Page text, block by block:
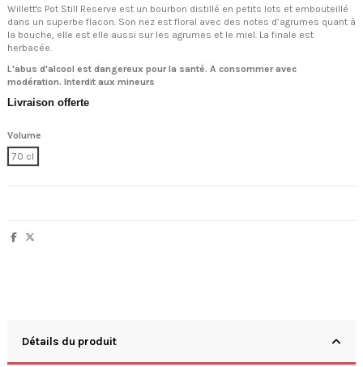
Willett's Pot Still Reserve est un bourbon distillé en petits lots et embouteillé
dans un superbe flacon. Son nez est floral avec des notes d’agrumes quant à
la bouche, elle est elle aussi sur les agrumes et le miel. La finale est
herbacée.
L'abus d'alcool est dangereux pour la santé. A consommer avec
modération. Interdit aux mineurs
Livraison offerte
Volume
70 cl
Détails du produit